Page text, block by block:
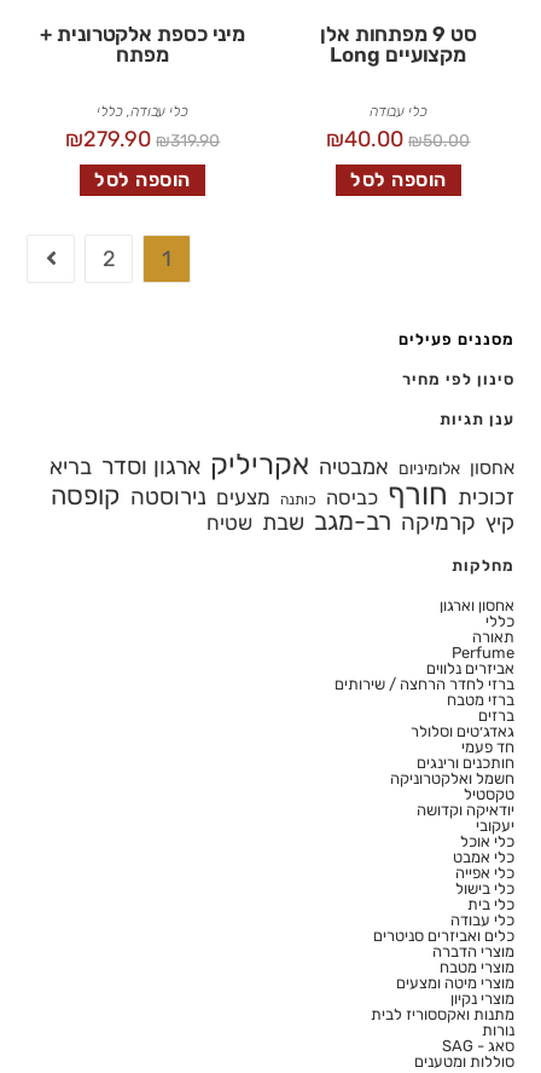
סט 9 מפתחות אלן
מקצועיים Long
כלי עבודה
₪50.00
₪40.00
הוספה לסל
מיני כספת אלקטרונית +
מפתח
כלי עבודה כללי
₪319.90
₪279.90
הוספה לסל
1
2
מסננים פעילים
סינון לפי מחיר
ענן תגיות
אחסון אלומיניום אמבטיה אקריליק ארגון וסדר בריא
זכוכית חורף כביסה כותנה מצעים נירוסטה קופסה
קיץ קרמיקה רב-מגב שבת שטיח
מחלקות
אחסון וארגון
כללי
תאורה
Perfume
אביזרים נלווים
ברזי לחדר הרחצה / שירותים
ברזי מטבח
ברזים
גאדג׳טים וסלולר
חד פעמי
חותכנים ורינגים
חשמל ואלקטרוניקה
טקסטיל
יודאיקה וקדושה
יעקובי
כלי אוכל
כלי אמבט
כלי אפייה
כלי בישול
כלי בית
כלי עבודה
כלים ואביזרים סניטרים
מוצרי הדברה
מוצרי מטבח
מוצרי מיטה ומצעים
מוצרי נקיון
מתנות ואקססוריז לבית
נורות
סאג - SAG
סוללות ומטענים